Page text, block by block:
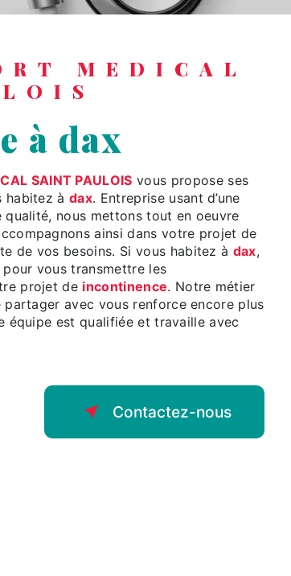
à dax
SAINT PAULOIS vous propose ses
habitez àdax. Entreprise usant d’une
qualité, nous mettons tout en oeuvre
ainsi dans votre projet de
de vos besoins. Si vous habitez à dax,
vous transmettre les
projet de incontinence. Notre métier
avec vous renforce encore plus
équipe est qualifiée et travaille avec
Contactez-nous